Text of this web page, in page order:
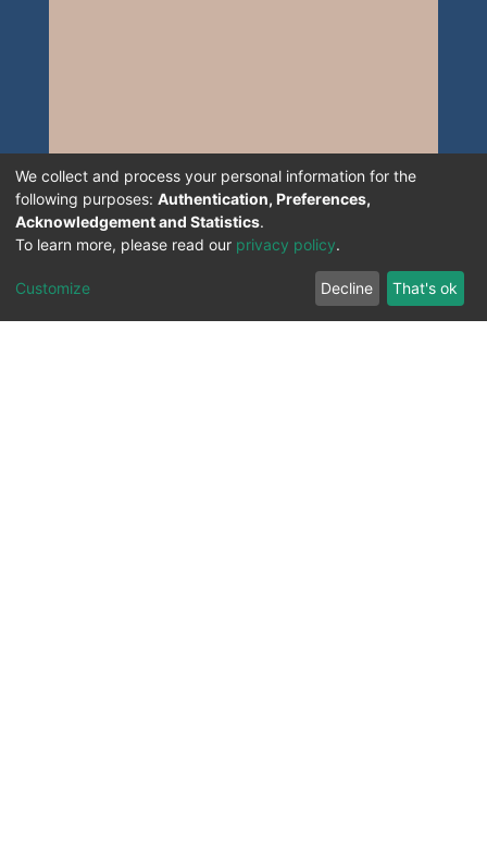
We collect and process your personal information for the
following purposes: Authentication, Preferences,
Acknowledgement and Statistics.
To learn more, please read our privacy policy.
Customize Decline That's ok